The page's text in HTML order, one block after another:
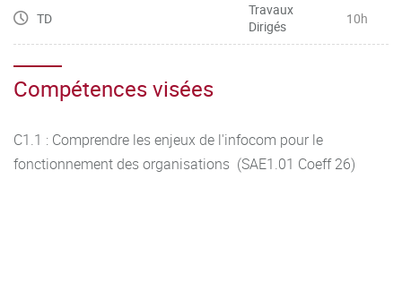
TD
Travaux
Dirigés
10h
Compétences visées
C1.1 : Comprendre les enjeux de l'infocom pour le
fonctionnement des organisations (SAE1.01 Coeff 26)